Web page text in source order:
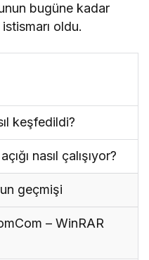
bugüne kadar
oldu.
keşfedildi?
nasıl çalışıyor?
geçmişi
– WinRAR